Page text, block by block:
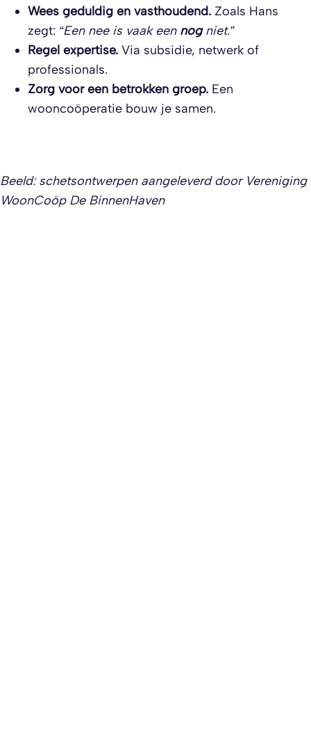
Wees geduldig en vasthoudend. Zoals Hans
zegt: “Een nee is vaak een nogniet.”
Regel expertise. Via subsidie, netwerk of
professionals.
Zorg voor een betrokken groep. Een
wooncoöperatie bouw je samen.
Beeld: schetsontwerpen aangeleverd door Vereniging
WoonCoöp De BinnenHaven